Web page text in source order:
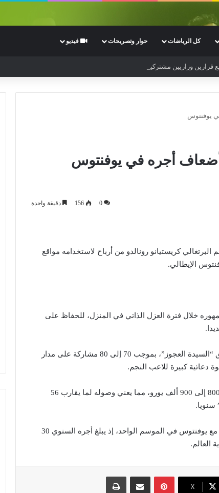
كل الرياضات حوار وتصريحات فيديو
قرارين وزاريين مشتركين لتعزيز التأطير البيداغوجي لمؤسسات التكوين الرياضي
يوفنتوس
أضعاف أجره في يوفنتوس
0
156 دقيقة واحدة
كريستيانو رونالدو من أرباح لاستخدامه مواقع
الإيطالي.
الإيجابي مع جمهوره خلال فترة العزل الذاتي في المنزل، للحفاظ على
ونشر “الدون” أكثر من 50 صورة من بداية الموسم مع فريق “السيدة العجوز”، بموجب 70 إلى 80 مشاركة على مدار
ويصل عائد كل صورة ينشرها رونالدو على “إنستغرام” من 800 إلى 900 ألف يورو، مما يعني وصوله لما يقارب 56
سنويا.
وهو ما يتخطى بكثير عتبة الراتب الذي يتحصل عليه كلاعب مع يوفنتوس في الموسم الواحد، إذ يبلغ أجره السنوي 30
العالم.
‫X
بينتيريستمشاركة عبر البريد طباعة